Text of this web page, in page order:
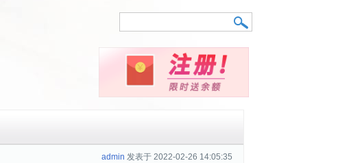
admin 发表于 2022-02-26 14:05:35